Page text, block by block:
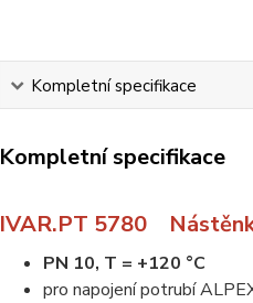
Kompletní specifikace
Kompletní specifikace
IVAR.PT 5780
PN 10, T = +120 °C
pro napojení potrubí